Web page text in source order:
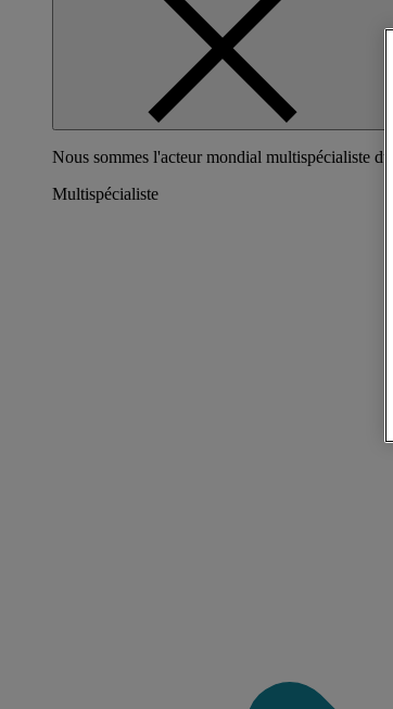
Nous sommes l'acteur mondial multispécialiste
Multispécialiste